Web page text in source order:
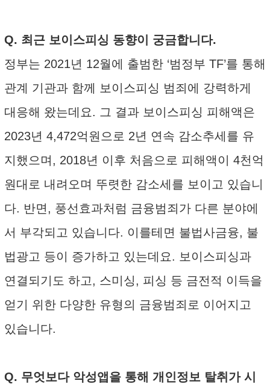
Q. 최근 보이스피싱 동향이 궁금합니다.
정부는 2021년 12월에 출범한 ‘범정부 TF’를 통해
관계 기관과 함께 보이스피싱 범죄에 강력하게
대응해 왔는데요. 그 결과 보이스피싱 피해액은
2023년 4,472억원으로 2년 연속 감소추세를 유
지했으며, 2018년 이후 처음으로 피해액이 4천억
원대로 내려오며 뚜렷한 감소세를 보이고 있습니
다. 반면, 풍선효과처럼 금융범죄가 다른 분야에
서 부각되고 있습니다. 이를테면 불법사금융, 불
법광고 등이 증가하고 있는데요. 보이스피싱과
연결되기도 하고, 스미싱, 피싱 등 금전적 이득을
얻기 위한 다양한 유형의 금융범죄로 이어지고
있습니다.
Q. 무엇보다 악성앱을 통해 개인정보 탈취가 시